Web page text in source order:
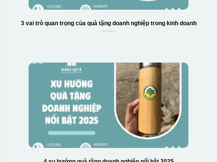
3 vai trò quan trọng của quà tặng doanh nghiệp trong kinh doanh